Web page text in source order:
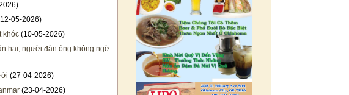
05-2026)
khóc (10-05-2026)
hai, người đàn ông không ngờ
(27-04-2026)
(23-04-2026)